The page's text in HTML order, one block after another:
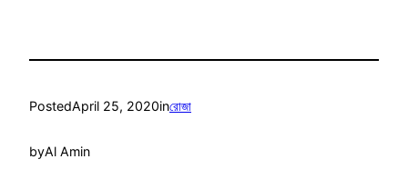
PostedApril 25, 2020inরোজা
byAl Amin